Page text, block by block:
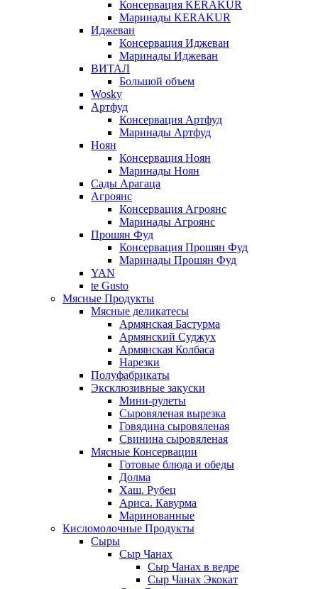
Консервация KERAKUR
Маринады KERAKUR
Иджеван
Консервация Иджеван
Маринады Иджеван
ВИТАЛ
Большой объем
Wosky
Артфуд
Консервация Артфуд
Маринады Артфуд
Ноян
Консервация Ноян
Маринады Ноян
Сады Арагаца
Агроянс
Консервация Агроянс
Маринады Агроянс
Прошян Фуд
Консервация Прошян Фуд
Маринады Прошян Фуд
YAN
te Gusto
Мясные Продукты
Мясные деликатесы
Армянская Бастурма
Армянский Суджух
Армянская Колбаса
Нарезки
Полуфабрикаты
Эксклюзивные закуски
Мини-рулеты
Сыровяленая вырезка
Говядина сыровяленая
Свинина сыровяленая
Мясные Консервации
Готовые блюда и обеды
Долма
Хаш. Рубец
Ариса. Кавурма
Маринованные
Кисломолочные Продукты
Сыры
Сыр Чанах
Сыр Чанах в ведре
Сыр Чанах Экокат